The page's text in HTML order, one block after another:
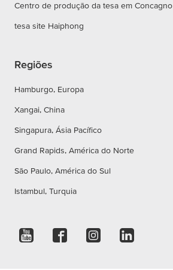
Centro de produção da tesa em Concagno
tesa site Haiphong
Regiões
Hamburgo, Europa
Xangai, China
Singapura, Ásia Pacífico
Grand Rapids, América do Norte
São Paulo, América do Sul
Istambul, Turquia